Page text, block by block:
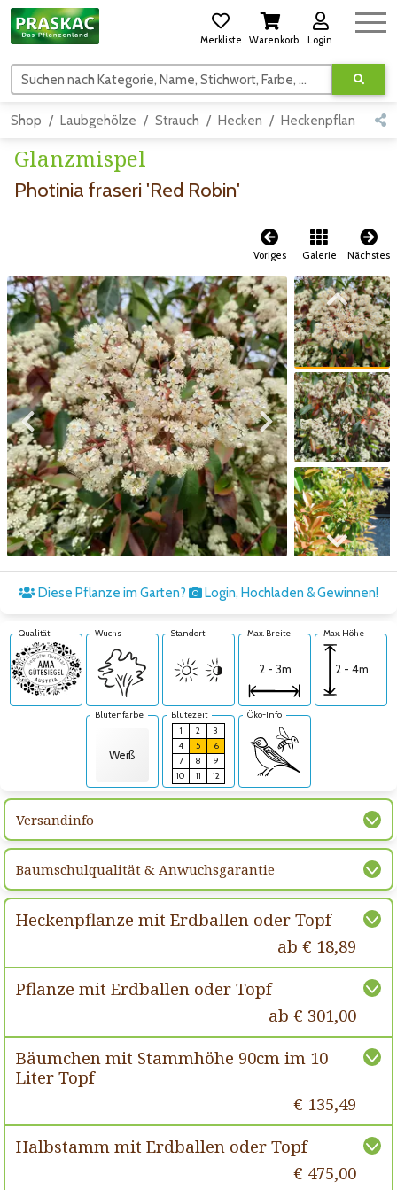
Merkliste Warenkorb Login
Suchen nach Kategorie, Name, Stichwort, Farbe, usw.
Shop Laubgehölze Strauch Hecken Heckenpflanzen
Glanzmispel
Photinia fraseri 'Red Robin'
Voriges Galerie Nächstes
Zum vorigen Bild Zum nächsten Bild
Zum vorigen Bild
Zum nächsten Bild
Diese Pflanze im Garten? Login, Hochladen & Gewinnen!
Qualität Wuchs Standort Max. Breite
2 - 3m
Max. Höhe
2 - 4m
Blütenfarbe
Weiß
Blütezeit
1
2
3
4
5
6
7
8
9
10
11 12
Öko-Info
Versandinfo
Baumschulqualität & Anwuchsgarantie
Heckenpflanze mit Erdballen oder Topf
ab € 18,89
Pflanze mit Erdballen oder Topf
ab € 301,00
Bäumchen mit Stammhöhe 90cm im 10
Liter Topf
€ 135,49
Halbstamm mit Erdballen oder Topf
€ 475,00